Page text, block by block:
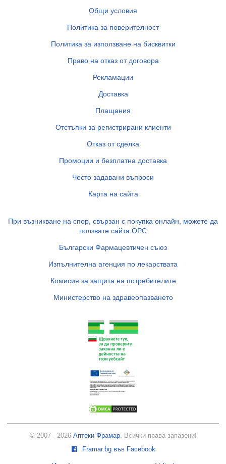
Общи условия
Политика за поверителност
Политика за използване на бисквитки
Право на отказ от договора
Рекламации
Доставка
Плащания
Отстъпки за регистрирани клиенти
Отказ от сделка
Промоции и безплатна доставка
Често задавани въпроси
Карта на сайта
При възникване на спор, свързан с покупка онлайн, можете да
ползвате сайта ОРС
Български Фармацевтичен съюз
Изпълнителна агенция по лекарствата
Комисия за защита на потребителите
Министерство на здравеопазването
© 2007 - 2026 Аптеки Фрамар. Всички права запазени!
Framar.bg във Facebook